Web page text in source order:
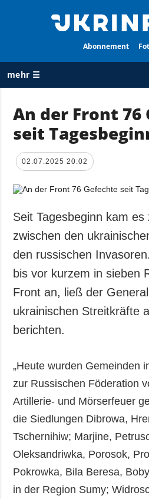
Abonnement
mehr ☰
ALLE
RUBRIKEN
Krieg
der Ukraine
Politik
Wirtschaft
Militär
Gesellschaft und
ZUSÄTZLICH
Veröffentlichungen
Interview
Fotos
Video
An der Front 76
seit
02.07.2025 20:02
Seit Tagesbeginn kam
zwischen den
den russischen
bis vor kurzem in sieben
Front an, ließ der
ukrainischen Streitkräfte
berichten.
„Heute wurden Gemeinden
zur Russischen Föderation
Artillerie- und Mörserfeuer
die Siedlungen Dibrowa,
Tschernihiw; Marjine,
Oleksandriwka, Porosok,
Pokrowka, Bila Beresa,
in der Region Sumy;